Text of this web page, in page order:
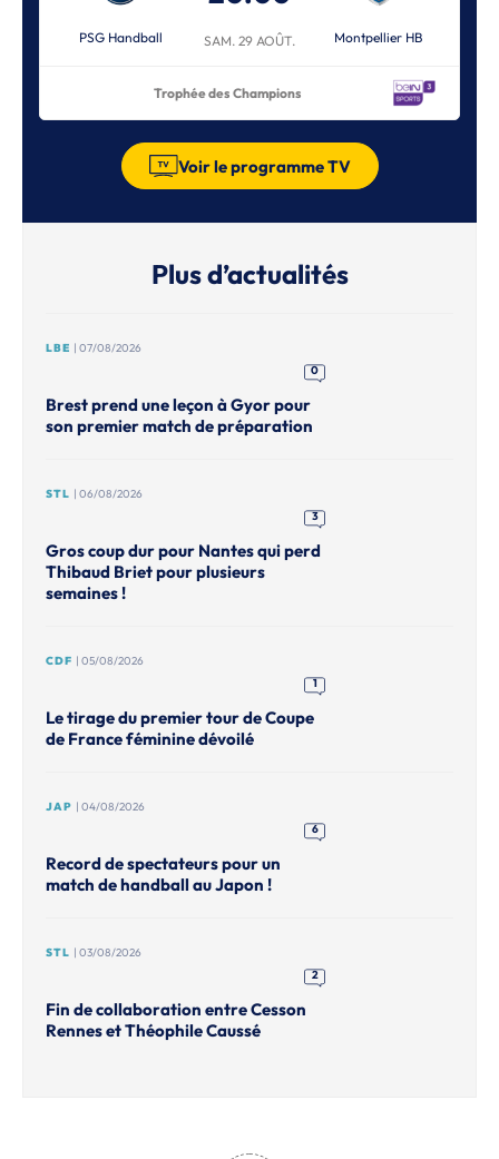
PSG Handball SAM. 29 AOÛT. Montpellier HB
Trophée des Champions
Voir le programme TV
Plus d’actualités
LBE | 07/08/2026
0
Brest prend une leçon à Gyor pour
son premier match de préparation
STL | 06/08/2026
3
Gros coup dur pour Nantes qui perd
Thibaud Briet pour plusieurs
semaines !
CDF | 05/08/2026
1
Le tirage du premier tour de Coupe
de France féminine dévoilé
JAP | 04/08/2026
6
Record de spectateurs pour un
match de handball au Japon !
STL | 03/08/2026
2
Fin de collaboration entre Cesson
Rennes et Théophile Caussé